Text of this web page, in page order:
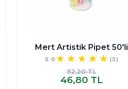
Mert Artistik Pipet 50'li
5.0 (5)
52,20 TL
46,80 TL